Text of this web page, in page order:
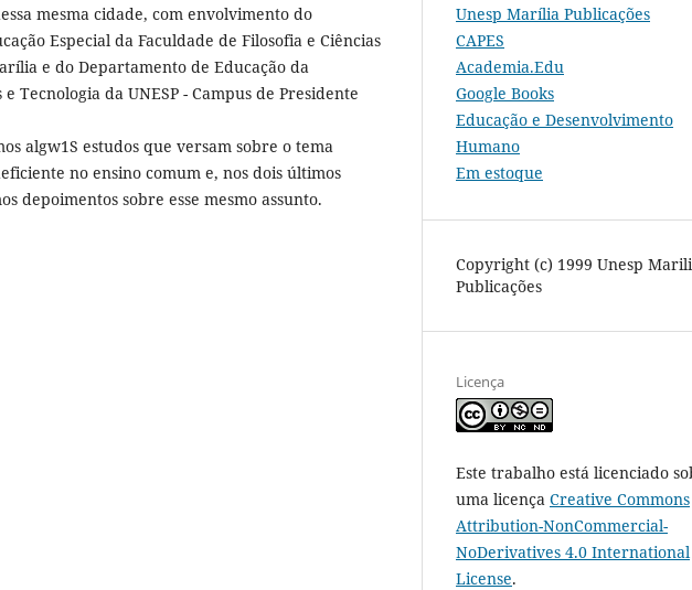
mesma cidade, com envolvimento do
Especial da Faculdade de Filosofia e Ciências
e do Departamento de Educação da
Tecnologia da UNESP - Campus de Presidente
algw1S estudos que versam sobre o tema
no ensino comum e, nos dois últimos
depoimentos sobre esse mesmo assunto.
Unesp Marília Publicações
CAPES
Academia.Edu
Google Books
Educação e Desenvolvimento
Humano
Em estoque
Copyright (c) 1999 Unesp
Publicações
Licença
Este trabalho está licenciado
uma licença Creative Commons
Attribution-NonCommercial-
NoDerivatives 4.0 International
License.